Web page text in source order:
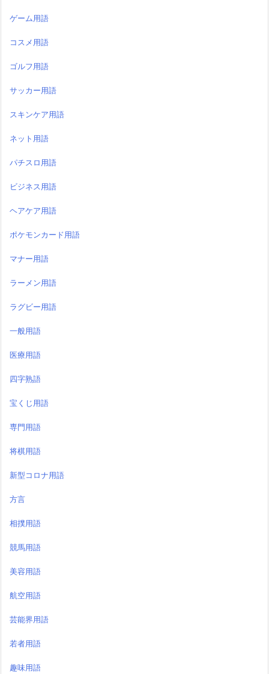
ゲーム用語
コスメ用語
ゴルフ用語
サッカー用語
スキンケア用語
ネット用語
パチスロ用語
ビジネス用語
ヘアケア用語
ポケモンカード用語
マナー用語
ラーメン用語
ラグビー用語
一般用語
医療用語
四字熟語
宝くじ用語
専門用語
将棋用語
新型コロナ用語
方言
相撲用語
競馬用語
美容用語
航空用語
芸能界用語
若者用語
趣味用語